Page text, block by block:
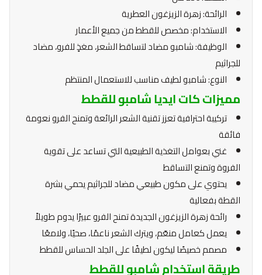
الرائحة: زهرة الزيزغون العطرية
الاستخدام: مخصص للقطط من جميع الأعمار
الوظيفة: شامبو مضاد لتساقط الشعر، مغذٍ للفرو، مضاد
للجراثيم
النوع: شامبو لطيف مناسب للاستعمال المنتظم
مميزات كات ايديا شامبو للقطط
تركيبة احترافية تعزز تقنية الشعر الرائعة وتمنح الفرو نعومة
فائقة
غني بعوامل التغذية الطبيعية التي تساعد على تقوية
الفروة وتمنع التساقط
يحتوي على مكون طبيعي مضاد للجراثيم يحمي بشرة
القطة بفعالية
رائحة زهرة الزيزغون الجديدة تمنح الفرو عبيرًا يدوم طويلاً
يعمل كعامل منعّم، ويترك الشعر ناعمًا، صحيًا، ولامعًا
مصمم خصيصًا ليكون لطيفًا على الجلد الحساس للقطط
طريقة استخدام شامبو للقطط